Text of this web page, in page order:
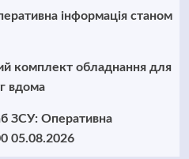
інформація станом
комплект обладнання для
вдома
ЗСУ: Оперативна
05.08.2026